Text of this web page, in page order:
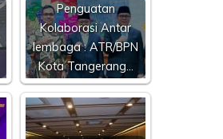
Penguatan
Kolaborasi Antar
lembaga : ATR/BPN
Kota Tangerang…